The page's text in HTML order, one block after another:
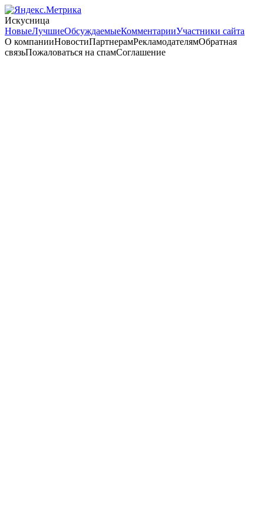
Искусница
НовыеЛучшиеОбсуждаемыеКомментарииУчастники сайта
О компанииНовостиПартнерамРекламодателямОбратная
связьПожаловаться на спамСоглашение